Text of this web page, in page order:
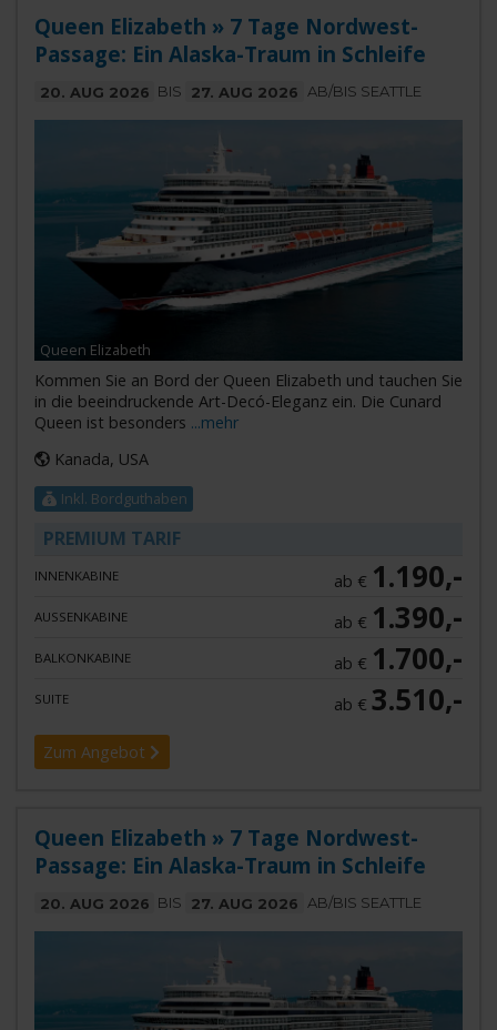
Queen Elizabeth » 7 Tage Nordwest-
Passage: Ein Alaska-Traum in Schleife
20. AUG 2026 BIS 27. AUG 2026 AB/BIS SEATTLE
Queen Elizabeth
Kommen Sie an Bord der Queen Elizabeth und tauchen Sie
in die beeindruckende Art-Decó-Eleganz ein. Die Cunard
Queen ist besonders ...mehr
Kanada, USA
Inkl. Bordguthaben
PREMIUM TARIF
INNENKABINE ab € 1.190,-
AUSSENKABINE ab € 1.390,-
BALKONKABINE ab € 1.700,-
SUITE ab €3.510,-
Zum Angebot
Queen Elizabeth » 7 Tage Nordwest-
Passage: Ein Alaska-Traum in Schleife
20. AUG 2026 BIS 27. AUG 2026 AB/BIS SEATTLE